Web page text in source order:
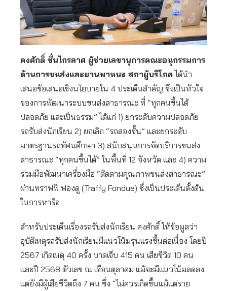
คงศักดิ์ ชื่นไกรลาศ ผู้ช่วยเลขานุการคณะอนุกรรมการ
ด้านการขนส่งและยานพาหนะ สภาผู้บริโภคได้นำ
เสนอข้อเสนอเชิงนโยบายใน 4 ประเด็นสำคัญ ซึ่งเป็นหัวใจ
ของการพัฒนาระบบขนส่งสาธารณะ ที่ “ทุกคนขึ้นได้
ปลอดภัย และเป็นธรรม” ได้แก่ 1) ยกระดับความปลอดภัย
รถรับส่งนักเรียน 2) ยกเลิก “รถสองชั้น” และยกระดับ
มาตรฐานรถทัศนศึกษา 3) สนับสนุนการจัดบริการขนส่ง
สาธารณะ “ทุกคนขึ้นได้” ในพื้นที่ 12 จังหวัด และ 4) ความ
ร่วมมือพัฒนาเครื่องมือ “ติดตามคุณภาพขนส่งสาธารณะ”
ผ่านทราฟฟี่ ฟองดู (Traffy Fondue) ซึ่งเป็นประเด็นตั้งต้น
ในการหารือ
สำหรับประเด็นเรื่องรถรับส่งนักเรียน คงศักดิ์ ให้ข้อมูลว่า
อุบัติเหตุรถรับส่งนักเรียนมีแนวโน้มรุนแรงขึ้นต่อเนื่อง โดยปี
2567 เกิดเหตุ 40 ครั้ง บาดเจ็บ 415 คน เสียชีวิต 10 คน
และปี 2568 ตัวเลข ณ เดือนตุลาคม แม้จะมีแนวโน้มลดลง
แต่ยังมีผู้เสียชีวิตถึง 7 คน ซึ่ง “ไม่ควรเกิดขึ้นแม้แต่ราย